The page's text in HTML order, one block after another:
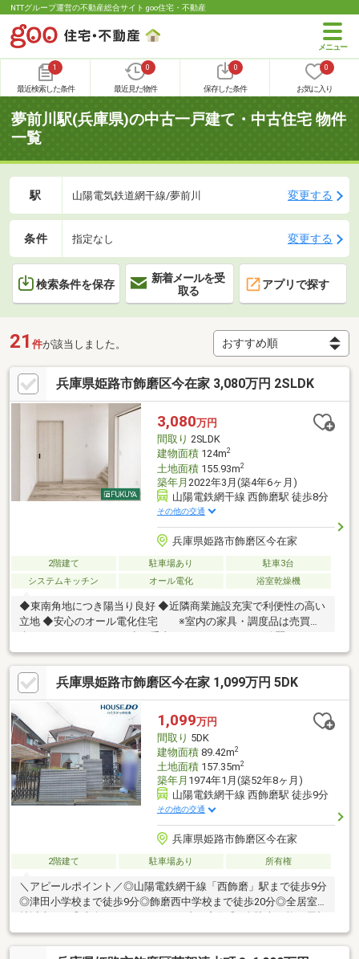
NTTグループ運営の不動産総合サイト goo住宅・不動産
1
最近検索した条件
0
最近見た物件
0
保存した条件
0
お気に入り
夢前川駅(兵庫県)の中古一戸建て・中古住宅 物件
一覧
駅 山陽電気鉄道網干線/夢前川 変更する
条件 指定なし 変更する
検索条件を保存
新着メールを受
取る
アプリで探す
21 件が該当しました。
兵庫県姫路市飾磨区今在家 3,080万円 2SLDK
3,080万円
間取り 2SLDK
建物面積124m2
土地面積155.93m2
築年月 2022年3月(築4年6ヶ月)
山陽電鉄網干線 西飾磨駅 徒歩8分
その他の交通
兵庫県姫路市飾磨区今在家
2階建て 駐車場あり
駐車3台
システムキッチン
オール電化 浴室乾燥機
◆東南角地につき陽当り良好 ◆近隣商業施設充実で利便性の高い
立地 ◆安心のオール電化住宅 ※室内の家具・調度品は売買に
い、リフォームのご相談もお気軽にお申し付けください。ご要望
に合わせたご提案をさせていただきます。
兵庫県姫路市飾磨区今在家 1,099万円 5DK
1,099万円
間取り 5DK
建物面積89.42m2
土地面積157.35m2
築年月 1974年1月(築52年8ヶ月)
山陽電鉄網干線 西飾磨駅 徒歩9分
その他の交通
兵庫県姫路市飾磨区今在家
2階建て 駐車場あり 所有権
＼アピールポイント／◎山陽電鉄網干線「西飾磨」駅まで徒歩9分
◎津田小学校まで徒歩9分◎飾磨西中学校まで徒歩20分◎全居室6
付きカーポート◎生活に便利な住環境です【備考】※司法書士は
売主指定となります。※図面と現況が異なる場合は、現況を優先